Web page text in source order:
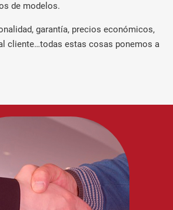
de modelos.
garantía, precios económicos,
cliente…todas estas cosas ponemos a